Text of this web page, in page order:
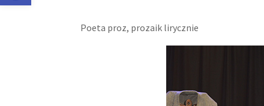
Poeta proz, prozaik lirycznie